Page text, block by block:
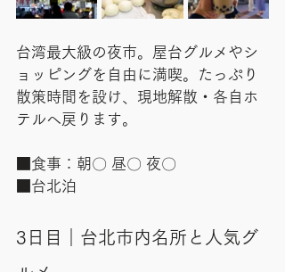
台湾最大級の夜市。屋台グルメやシ
ョッピングを自由に満喫。たっぷり
散策時間を設け、現地解散・各自ホ
テルへ戻ります。
■食事：朝〇 昼〇 夜〇
■台北泊
3日目｜台北市内名所と人気グ